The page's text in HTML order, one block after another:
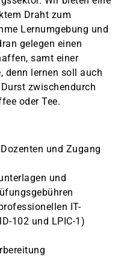
Draht zum
Lernumgebung und
gelegen einen
samt einer
denn lernen soll auch
zwischendurch
oder Tee.
und Zugang
und
IT-
102 und LPIC-1)